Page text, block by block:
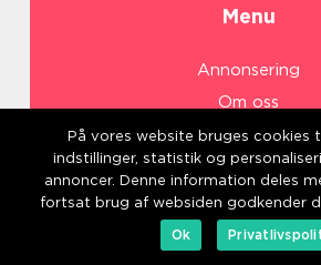
Menu
Annonsering
Om oss
Cookies
Kontakta oss
Sitemap
På vores website bruges cookies
indstillinger, statistik og
annoncer. Denne information deles
fortsat brug af websiden godkender
Ok